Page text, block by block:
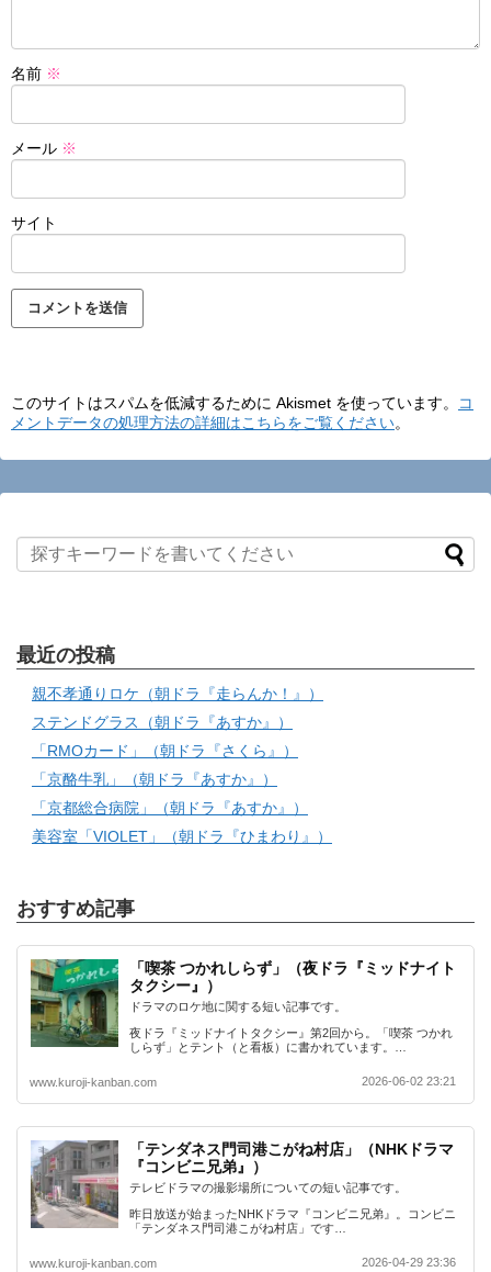
名前 ※
メール ※
サイト
このサイトはスパムを低減するために Akismet を使っています。
コ
メントデータの処理方法の詳細はこちらをご覧ください。
最近の投稿
親不孝通りロケ（朝ドラ『走らんか！』）
ステンドグラス（朝ドラ『あすか』）
「RMOカード」（朝ドラ『さくら』）
「京酪牛乳」（朝ドラ『あすか』）
「京都総合病院」（朝ドラ『あすか』）
美容室「VIOLET」（朝ドラ『ひまわり』）
おすすめ記事
「喫茶 つかれしらず」（夜ドラ『ミッドナイト
タクシー』）
ドラマのロケ地に関する短い記事です。
夜ドラ『ミッドナイトタクシー』第2回から。「喫茶 つかれ
しらず」とテント（と看板）に書かれています。…
www.kuroji-kanban.com 2026-06-02 23:21
「テンダネス門司港こがね村店」（NHKドラマ
『コンビニ兄弟』）
テレビドラマの撮影場所についての短い記事です。
昨日放送が始まったNHKドラマ『コンビニ兄弟』。コンビニ
「テンダネス門司港こがね村店」です…
www.kuroji-kanban.com 2026-04-29 23:36